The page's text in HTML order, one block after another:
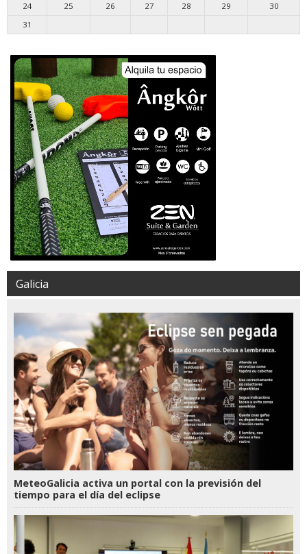
24
25 26 27 28 29
30
31
Galicia
MeteoGalicia activa un portal con la previsión del
tiempo para el día del eclipse